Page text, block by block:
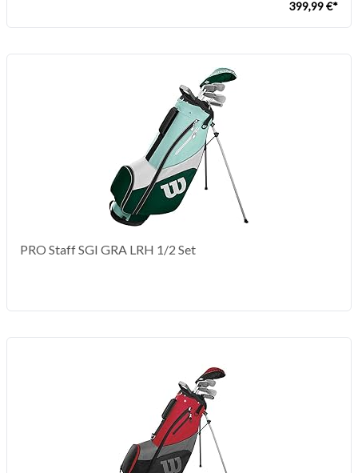
399,99 €*
PRO Staff SGI GRA LRH 1/2 Set